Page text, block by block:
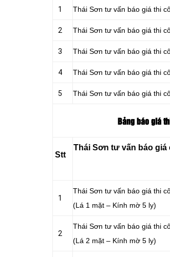
1 Thái Sơn tư vấn báo giá thi
2 Thái Sơn tư vấn báo giá thi
3 Thái Sơn tư vấn báo giá thi
4 Thái Sơn tư vấn báo giá thi
5 Thái Sơn tư vấn báo giá thi
Bảng báo giá
Stt
Thái Sơn tư vấn báo
1
Thái Sơn tư vấn báo giá thi
(Lá 1 mặt – Kính mờ 5 ly)
2
Thái Sơn tư vấn báo giá thi
(Lá 2 mặt – Kính mờ 5 ly)